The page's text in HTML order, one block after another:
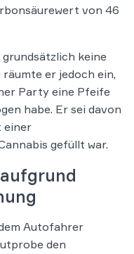
von 46
keine
er jedoch ein,
Party eine Pfeife
habe. Er sei davon
einer
gefüllt war.
Autofahrer
den